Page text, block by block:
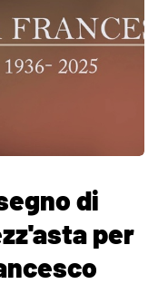
di
per